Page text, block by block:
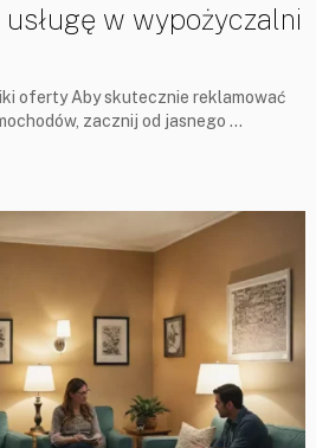
w wypożyczalni
oferty Aby skutecznie reklamować
zacznij od jasnego …